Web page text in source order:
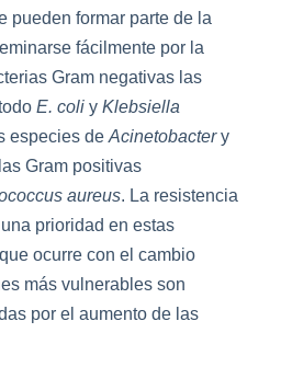
pueden formar parte de la
fácilmente por la
Gram negativas las
E. coli y Klebsiella
especies de Acinetobactery
Gram positivas
aureus. La resistencia
prioridad en estas
ocurre con el cambio
más vulnerables son
por el aumento de las